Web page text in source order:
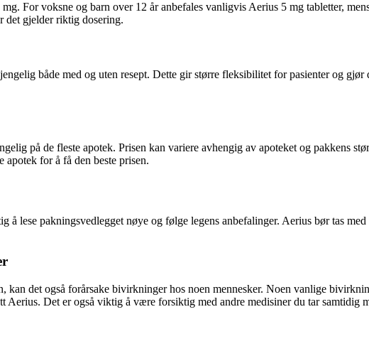
For voksne og barn over 12 år anbefales vanligvis Aerius 5 mg tabletter,
det gjelder riktig dosering.
både med og uten resept. Dette gir større fleksibilitet for pasienter og
på de fleste apotek. Prisen kan variere avhengig av apoteket og pakkens
for å få den beste prisen.
å lese pakningsvedlegget nøye og følge legens anbefalinger. Aerius bør tas
kan det også forårsake bivirkninger hos noen mennesker. Noen vanlige
Aerius. Det er også viktig å være forsiktig med andre medisiner du tar samtidig